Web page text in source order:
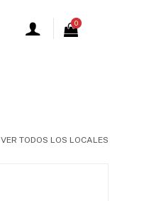
0
VER TODOS LOS LOCALES